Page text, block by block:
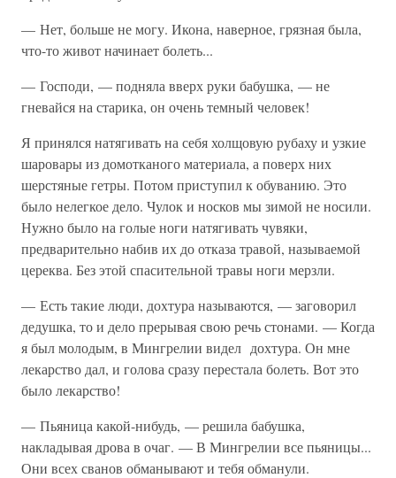
— Нет, больше не могу. Икона, наверное, грязная была,
что-то живот начинает болеть...
— Господи, — подняла вверх руки бабушка, — не
гневайся на старика, он очень темный человек!
Я принялся натягивать на себя холщовую рубаху и узкие
шаровары из домотканого материала, а поверх них
шерстяные гетры. Потом приступил к обуванию. Это
было нелегкое дело. Чулок и носков мы зимой не носили.
Нужно было на голые ноги натягивать чувяки,
предварительно набив их до отказа травой, называемой
цереква. Без этой спасительной травы ноги мерзли.
— Есть такие люди, дохтура называются, — заговорил
дедушка, то и дело прерывая свою речь стонами. — Когда
я был молодым, в Мингрелии видел дохтура. Он мне
лекарство дал, и голова сразу перестала болеть. Вот это
было лекарство!
— Пьяница какой-нибудь, — решила бабушка,
накладывая дрова в очаг. — В Мингрелии все пьяницы...
Они всех сванов обманывают и тебя обманули.